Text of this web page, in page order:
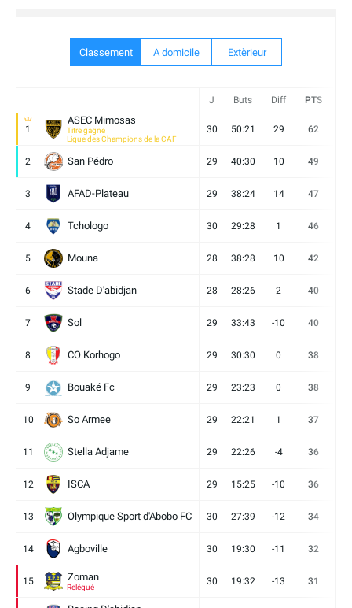
Classement A domicile Extèrieur
J Buts Diff PTS
1
ASEC Mimosas
Titre gagné
Ligue des Champions de la CAF
30 50:21 29 62
2 San Pédro 29 40:30 10 49
3 AFAD-Plateau 29 38:24 14 47
4 Tchologo 30 29:28 1 46
5 Mouna 28 38:28 10 42
6 Stade D'abidjan 28 28:26 2 40
7 Sol 29 33:43 -10 40
8 CO Korhogo 29 30:30 0 38
9 Bouaké Fc 29 23:23 0 38
10 So Armee 29 22:21 1 37
11 Stella Adjame 29 22:26 -4 36
12 ISCA 29 15:25 -10 36
13 Olympique Sport d'Abobo FC 30 27:39 -12 34
14 Agboville 30 19:30 -11 32
15 Zoman
Relégué
30 19:32 -13 31